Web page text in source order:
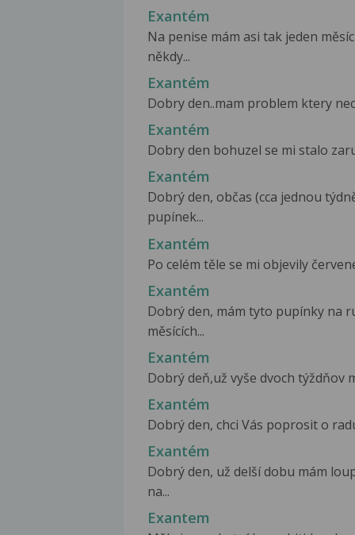
Exantém
Na penise mám asi tak jeden
někdy...
Exantém
Dobry den..mam problem ktery
Exantém
Dobry den bohuzel se mi stalo
Exantém
Dobrý den, občas (cca jednou
pupínek...
Exantém
Po celém těle se mi objevily
Exantém
Dobrý den, mám tyto pupínky na
měsících...
Exantém
Dobrý deň,už vyše dvoch týždňov
Exantém
Dobrý den, chci Vás poprosit o
Exantém
Dobrý den, už delší dobu mám
na...
Exantem